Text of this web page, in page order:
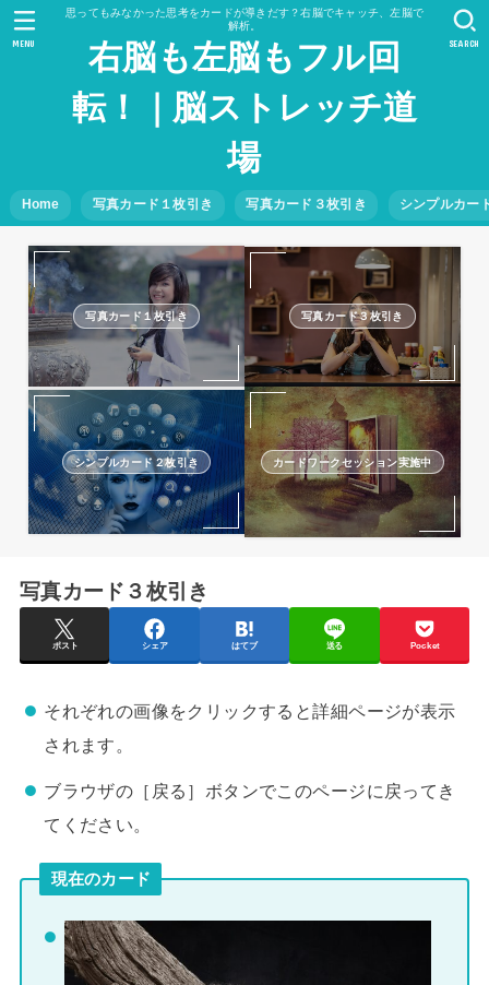
思ってもみなかった思考をカードが導きだす？右脳でキャッチ、左脳で
解析。
右脳も左脳もフル回
転！｜脳ストレッチ道
場
Home 写真カード１枚引き 写真カード３枚引き シンプルカー
SEARCH
MENU
写真カード１枚引き 写真カード３枚引き
シンプルカード２枚引き カードワークセッション実施中
写真カード３枚引き
ポスト シェア はてブ 送る Pocket
それぞれの画像をクリックすると詳細ページが表示
されます。
ブラウザの［戻る］ボタンでこのページに戻ってき
てください。
現在のカード